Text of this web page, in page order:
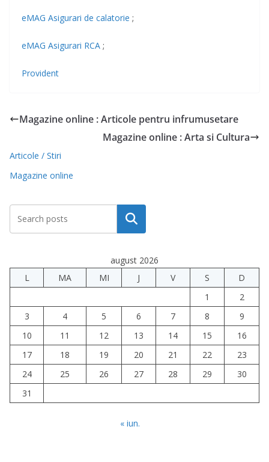
eMAG Asigurari de calatorie ;
eMAG Asigurari RCA ;
Provident
Magazine online : Articole pentru infrumusetare
Magazine online : Arta si Cultura
Articole / Stiri
Magazine online
Caută
august 2026
L
MA MI J V S
D
1
2
3
4 5 6 7 8
9
10
11 12 13 14 15
16
17
18 19 20 21 22
23
24
25 26 27 28 29
30
31
« iun.